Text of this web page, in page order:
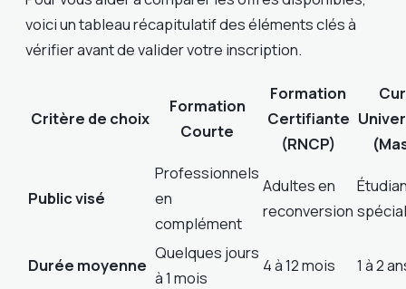
voici un tableau récapitulatif des éléments clés à
vérifier avant de valider votre inscription.
Critère de choix
Formation
Courte
Formation
Certifiante
(RNCP)
Public visé
Professionnels
en
complément
Adultes en
reconversion
Durée moyenne
Quelques jours
à 1 mois
4 à 12 mois 1 à 2